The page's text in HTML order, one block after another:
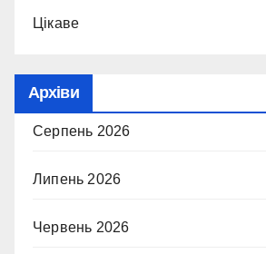
Цікаве
Архіви
Серпень 2026
Липень 2026
Червень 2026